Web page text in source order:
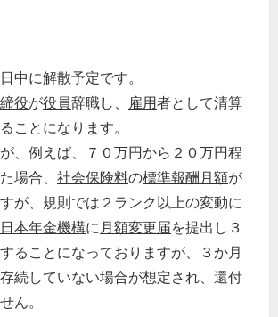
中に解散予定です。
役が役員辞職し、 雇用者として清算
ことになります。
、例えば、７０万円から２０万円程
場合、 社会保険料の標準報酬月額が
が、規則では２ランク以上の変動に
日本年金機構に月額変更届を提出し３
ることになっておりますが、３か月
続していない場合が想定され、還付
ん。